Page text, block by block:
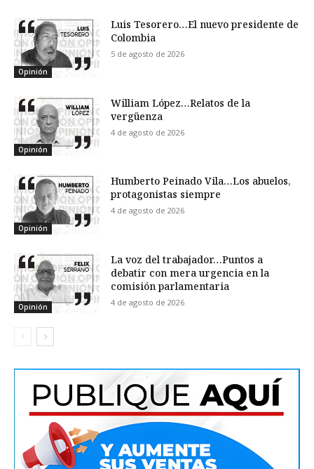
Opinión
Luis Tesorero…El nuevo presidente de
Colombia
5 de agosto de 2026
Opinión
William López…Relatos de la
vergüenza
4 de agosto de 2026
Opinión
Humberto Peinado Vila…Los abuelos,
protagonistas siempre
4 de agosto de 2026
Opinión
La voz del trabajador…Puntos a
debatir con mera urgencia en la
comisión parlamentaria
4 de agosto de 2026